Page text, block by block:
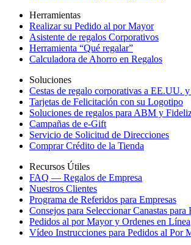
Herramientas
Realizar su Pedido al por Mayor
Asistente de regalos Corporativos
Herramienta “Qué regalar”
Calculadora de Ahorro en Regalos
Soluciones
Cestas de regalo corporativas a EE.UU. y
Tarjetas de Felicitación con su Logotipo
Soluciones de regalos para ABM y
Campañas de e-Gift
Servicio de Solicitud de Direcciones
Comprar Crédito de la Tienda
Recursos Útiles
FAQ — Regalos de Empresa
Nuestros Clientes
Programa de Referidos para Empresas
Consejos para Seleccionar Canastas para
Pedidos al por Mayor y Ordenes en Línea
Vídeo Instrucciones para Pedidos al Por